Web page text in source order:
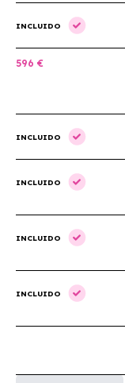
INCLUIDO
596 €
INCLUIDO
INCLUIDO
INCLUIDO
INCLUIDO